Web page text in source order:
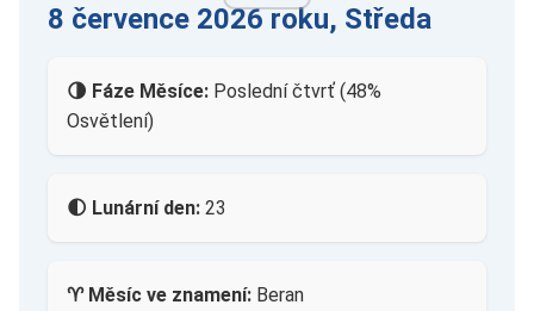
8 července 2026 roku, Středa
🌗 Fáze Měsíce: Poslední čtvrť (48%
Osvětlení)
🌓 Lunární den: 23
♈ Měsíc ve znamení: Beran